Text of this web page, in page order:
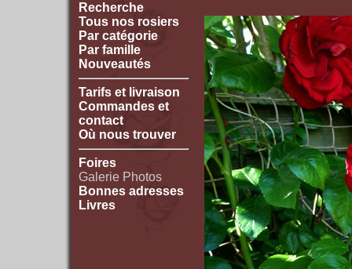
Recherche
Tous nos rosiers
Par catégorie
Par famille
Nouveautés
Tarifs et livraison
Commandes et
contact
Où nous trouver
Foires
Galerie Photos
Bonnes adresses
Livres